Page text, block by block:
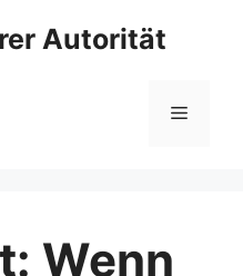
Autorität
Menü
Wenn